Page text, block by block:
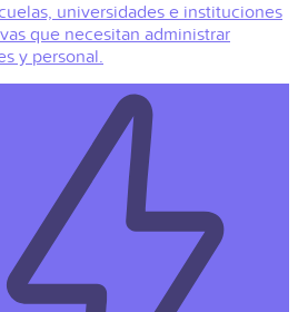
universidades e instituciones
que necesitan administrar
y personal.